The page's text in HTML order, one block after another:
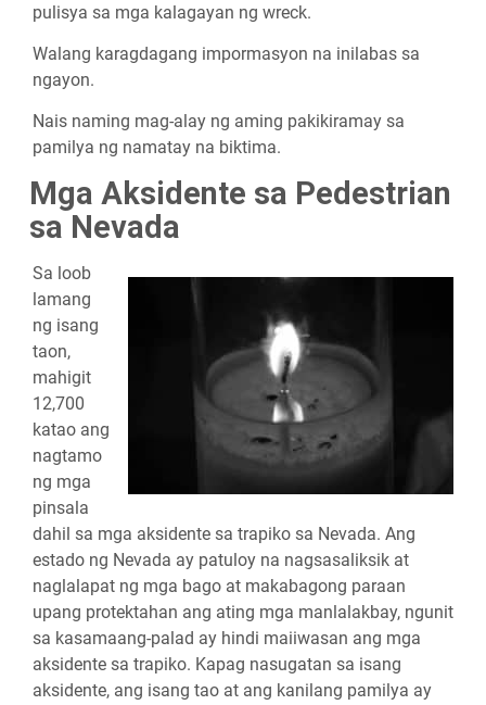
pulisya sa mga kalagayan ng wreck.
Walang karagdagang impormasyon na inilabas sa
ngayon.
Nais naming mag-alay ng aming pakikiramay sa
pamilya ng namatay na biktima.
Mga Aksidente sa Pedestrian
sa Nevada
Sa loob
lamang
ng isang
taon,
mahigit
12,700
katao ang
nagtamo
ng mga
pinsala
dahil sa mga aksidente sa trapiko sa Nevada. Ang
estado ng Nevada ay patuloy na nagsasaliksik at
naglalapat ng mga bago at makabagong paraan
upang protektahan ang ating mga manlalakbay, ngunit
sa kasamaang-palad ay hindi maiiwasan ang mga
aksidente sa trapiko. Kapag nasugatan sa isang
aksidente, ang isang tao at ang kanilang pamilya ay